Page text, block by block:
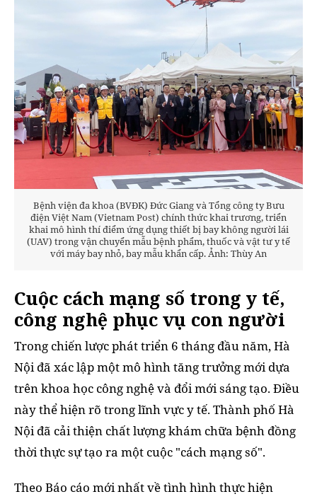
Bệnh viện đa khoa (BVĐK) Đức Giang và Tổng công ty Bưu
điện Việt Nam (Vietnam Post) chính thức khai trương, triển
khai mô hình thí điểm ứng dụng thiết bị bay không người lái
(UAV) trong vận chuyển mẫu bệnh phẩm, thuốc và vật tư y tế
với máy bay nhỏ, bay mẫu khẩn cấp. Ảnh: Thùy An
Cuộc cách mạng số trong y tế,
công nghệ phục vụ con người
Trong chiến lược phát triển 6 tháng đầu năm, Hà
Nội đã xác lập một mô hình tăng trưởng mới dựa
trên khoa học công nghệ và đổi mới sáng tạo. Điều
này thể hiện rõ trong lĩnh vực y tế. Thành phố Hà
Nội đã cải thiện chất lượng khám chữa bệnh đồng
thời thực sự tạo ra một cuộc "cách mạng số".
Theo Báo cáo mới nhất về tình hình thực hiện